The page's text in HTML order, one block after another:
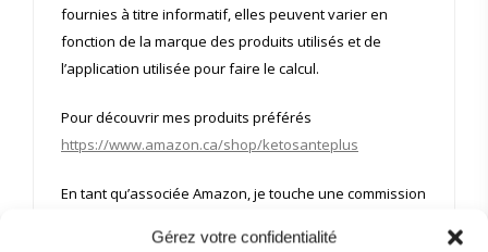
Gérez votre confidentialité
fournies à titre informatif, elles peuvent varier en
fonction de la marque des produits utilisés et de
l’application utilisée pour faire le calcul.
Pour découvrir mes produits préférés
https://www.amazon.ca/shop/ketosanteplus
En tant qu’associée Amazon, je touche une commission